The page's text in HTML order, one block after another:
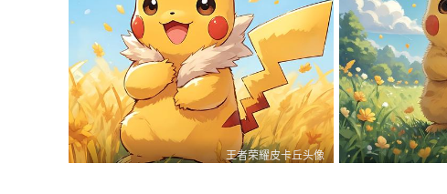
王者荣耀皮卡丘头像
王者荣耀皮卡丘头像